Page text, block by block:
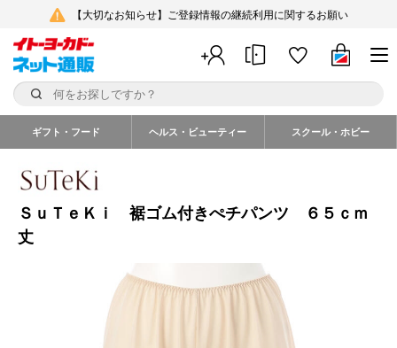
【大切なお知らせ】ご登録情報の継続利用に関するお願い
ギフト・フード ヘルス・ビューティー スクール・ホビー
ＳｕＴｅＫｉ 裾ゴム付きぺチパンツ ６５ｃｍ
丈